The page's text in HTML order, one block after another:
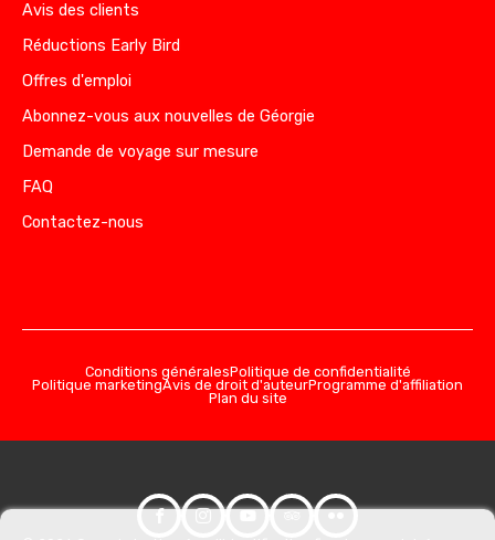
Avis des clients
Réductions Early Bird
Offres d'emploi
Abonnez-vous aux nouvelles de Géorgie
Demande de voyage sur mesure
FAQ
Contactez-nous
Conditions généralesPolitique de confidentialité
Politique marketingAvis de droit d'auteurProgramme d'affiliation
Plan du site